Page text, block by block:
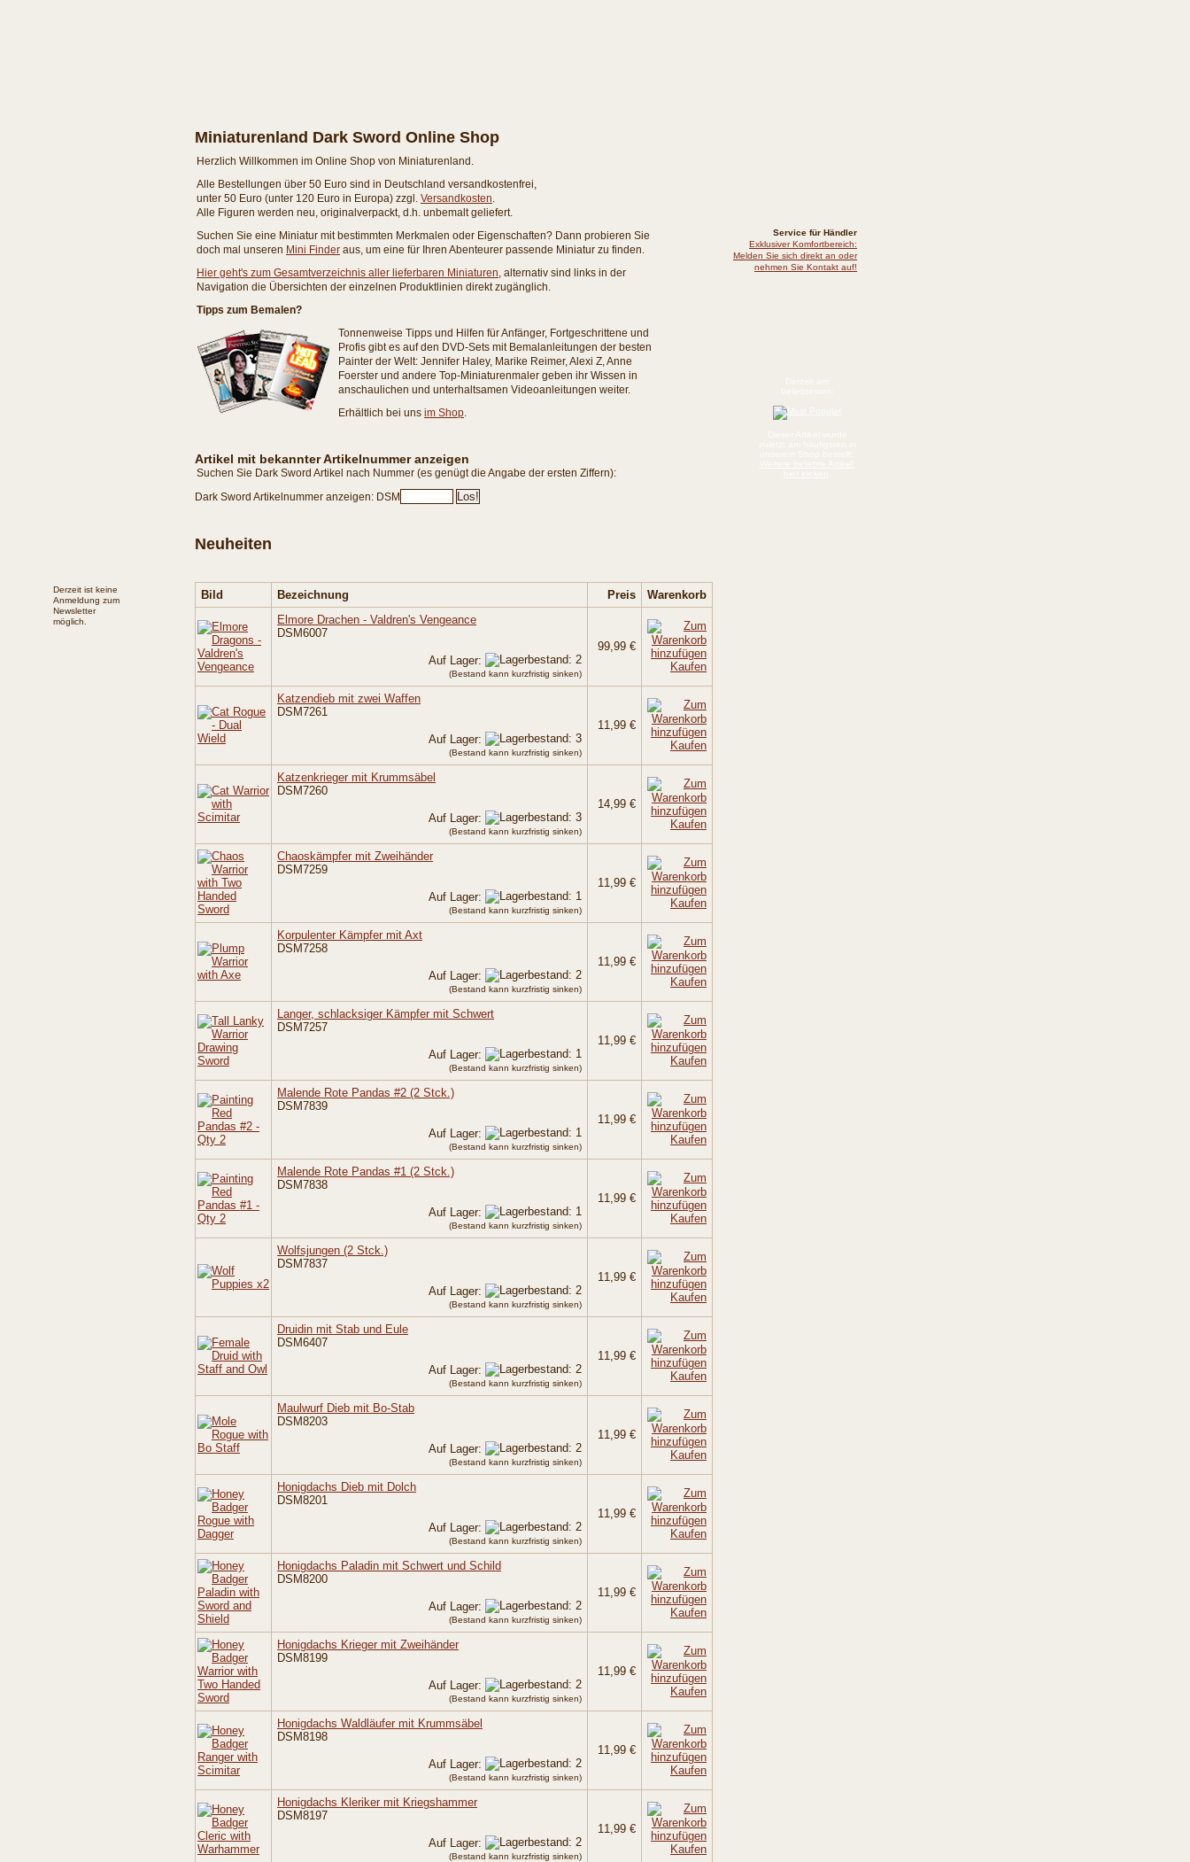
Miniaturenland Dark Sword Online Shop
Herzlich Willkommen im Online Shop von Miniaturenland.
Alle Bestellungen über 50 Euro sind in Deutschland versandkostenfrei,
unter 50 Euro (unter 120 Euro in Europa) zzgl. Versandkosten.
Alle Figuren werden neu, originalverpackt, d.h. unbemalt geliefert.
Suchen Sie eine Miniatur mit bestimmten Merkmalen oder Eigenschaften? Dann probieren Sie
doch mal unseren Mini Finder aus, um eine für Ihren Abenteurer passende Miniatur zu finden.
Hier geht's zum Gesamtverzeichnis aller lieferbaren Miniaturen, alternativ sind links in der
Navigation die Übersichten der einzelnen Produktlinien direkt zugänglich.
Tipps zum Bemalen?
Tonnenweise Tipps und Hilfen für Anfänger, Fortgeschrittene und
Profis gibt es auf den DVD-Sets mit Bemalanleitungen der besten
Painter der Welt: Jennifer Haley, Marike Reimer, Alexi Z, Anne
Foerster und andere Top-Miniaturenmaler geben ihr Wissen in
anschaulichen und unterhaltsamen Videoanleitungen weiter.
Erhältlich bei uns im Shop.
Artikel mit bekannter Artikelnummer anzeigen
Suchen Sie Dark Sword Artikel nach Nummer (es genügt die Angabe der ersten Ziffern):
Dark Sword Artikelnummer anzeigen: DSM
Neuheiten
Bild Bezeichnung Preis
Warenkorb
Elmore Drachen - Valdren's Vengeance
DSM6007
Auf Lager:
(Bestand kann kurzfristig sinken)
99,99 €
Kaufen
Katzendieb mit zwei Waffen
DSM7261
Auf Lager:
(Bestand kann kurzfristig sinken)
11,99 €
Kaufen
Katzenkrieger mit Krummsäbel
DSM7260
Auf Lager:
(Bestand kann kurzfristig sinken)
14,99 €
Kaufen
Chaoskämpfer mit Zweihänder
DSM7259
Auf Lager:
(Bestand kann kurzfristig sinken)
11,99 €
Kaufen
Korpulenter Kämpfer mit Axt
DSM7258
Auf Lager:
(Bestand kann kurzfristig sinken)
11,99 €
Kaufen
Langer, schlacksiger Kämpfer mit Schwert
DSM7257
Auf Lager:
(Bestand kann kurzfristig sinken)
11,99 €
Kaufen
Malende Rote Pandas #2 (2 Stck.)
DSM7839
Auf Lager:
(Bestand kann kurzfristig sinken)
11,99 €
Kaufen
Malende Rote Pandas #1 (2 Stck.)
DSM7838
Auf Lager:
(Bestand kann kurzfristig sinken)
11,99 €
Kaufen
Wolfsjungen (2 Stck.)
DSM7837
Auf Lager:
(Bestand kann kurzfristig sinken)
11,99 €
Kaufen
Druidin mit Stab und Eule
DSM6407
Auf Lager:
(Bestand kann kurzfristig sinken)
11,99 €
Kaufen
Maulwurf Dieb mit Bo-Stab
DSM8203
Auf Lager:
(Bestand kann kurzfristig sinken)
11,99 €
Kaufen
Honigdachs Dieb mit Dolch
DSM8201
Auf Lager:
(Bestand kann kurzfristig sinken)
11,99 €
Kaufen
Honigdachs Paladin mit Schwert und Schild
DSM8200
Auf Lager:
(Bestand kann kurzfristig sinken)
11,99 €
Kaufen
Honigdachs Krieger mit Zweihänder
DSM8199
Auf Lager:
(Bestand kann kurzfristig sinken)
11,99 €
Kaufen
Honigdachs Waldläufer mit Krummsäbel
DSM8198
Auf Lager:
(Bestand kann kurzfristig sinken)
11,99 €
Kaufen
Honigdachs Kleriker mit Kriegshammer
DSM8197
Auf Lager:
(Bestand kann kurzfristig sinken)
11,99 €
Kaufen
Derzeit ist keine
Anmeldung zum
Newsletter
möglich.
Service für Händler
Exklusiver Komfortbereich:
Melden Sie sich direkt an oder
nehmen Sie Kontakt auf!